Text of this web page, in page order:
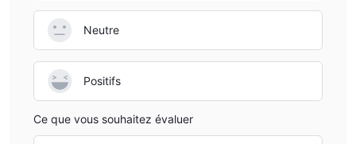
Neutre
Positifs
Ce que vous souhaitez évaluer